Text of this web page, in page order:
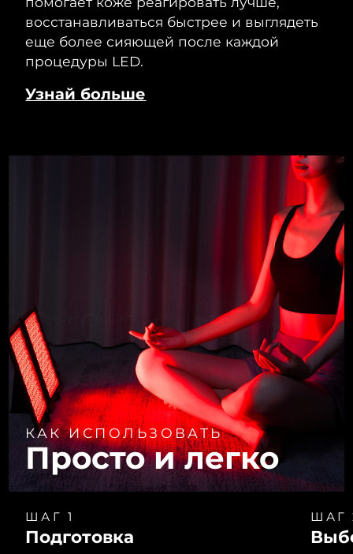
восстанавливаться быстрее и выглядеть
еще более сияющей после каждой
процедуры LED.
Узнай больше
КАК ИСПОЛЬЗОВАТЬ
Просто и легко
ШАГ 1
Подготовка
ШАГ